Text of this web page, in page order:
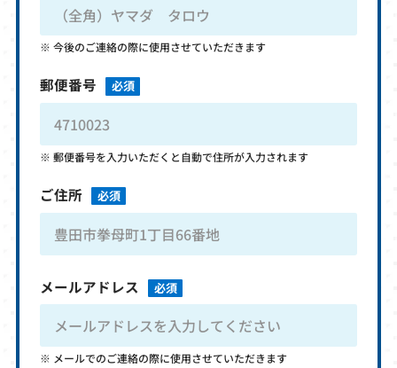
今後のご連絡の際に使用させていただきます
郵便番号 必須
郵便番号を入力いただくと自動で住所が入力されます
ご住所 必須
メールアドレス 必須
メールでのご連絡の際に使用させていただきます